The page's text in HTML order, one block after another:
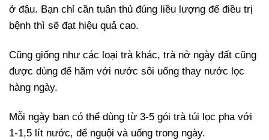
ở đâu. Bạn chỉ cần tuân thủ đúng liều lượng để điều trị
bệnh thì sẽ đạt hiệu quả cao.
Cũng giống như các loại trà khác, trà nở ngày đất cũng
được dùng để hãm với nước sôi uống thay nước lọc
hàng ngày.
Mỗi ngày bạn có thể dùng từ 3-5 gói trà túi lọc pha với
1-1,5 lít nước, để nguội và uống trong ngày.